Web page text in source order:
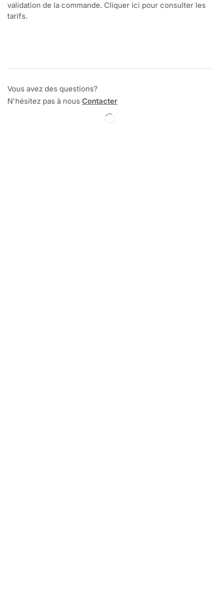
validation de la commande. Cliquer ici pour consulter les
tarifs.
Vous avez des questions?
N'hésitez pas à nous Contacter